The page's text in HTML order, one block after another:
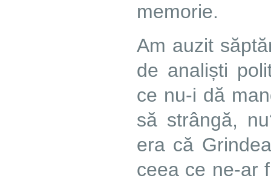
memorie.
Am auzit
de analiști
ce nu-i dă
să strângă,
era că
ceea ce ne-ar